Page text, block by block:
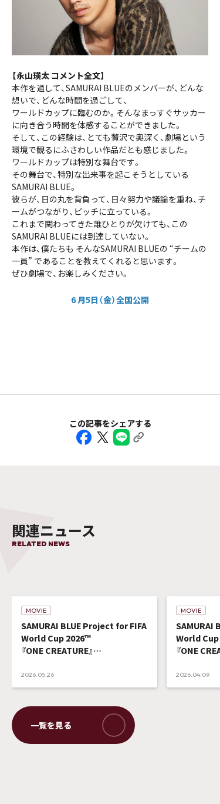
【永山瑛太 コメント全文】
本作を通して、SAMURAI BLUEのメンバーが、どんな
想いで、どんな時間を過ごして、
ワールドカップに臨むのか。そんなまっすぐサッカー
に向き合う時間を体感することができました。
そして、この経験は、とても贅沢で奥深く、劇場という
環境で観るにふさわしい作品だとも感じました。
ワールドカップは特別な舞台です。
その舞台で、特別な出来事を起こそうとしている
SAMURAI BLUE。
彼らが、日の丸を背負って、日々努力や議論を重ね、チ
ームがつながり、ピッチに立っている。
これまで関わってきた誰ひとりが欠けても、この
SAMURAI BLUEには到達していない。
本作は、僕たちも そんなSAMURAI BLUEの “チームの
一員” であることを教えてくれると思います。
ぜひ劇場で、お楽しみください。
6月5日（金）全国公開
この記事をシェアする
関連ニュース
RELATED NEWS
MOVIE
SAMURAI BLUE Project for FIFA
World Cup 2026™️
『ONE CREATURE』
JI BLUEの楽曲「景色」が、
オープニング挿入曲に決定！
2026.05.26
MOVIE
SAMURAI
World Cup
『ONE
【劇場マナ
2026.04.09